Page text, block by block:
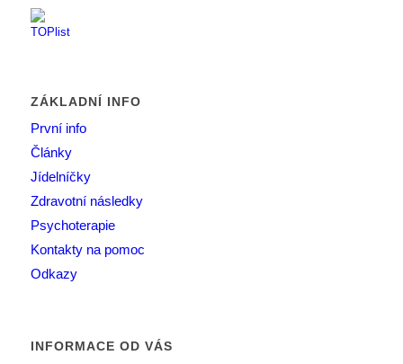
ZÁKLADNÍ INFO
První info
Články
Jídelníčky
Zdravotní následky
Psychoterapie
Kontakty na pomoc
Odkazy
INFORMACE OD VÁS